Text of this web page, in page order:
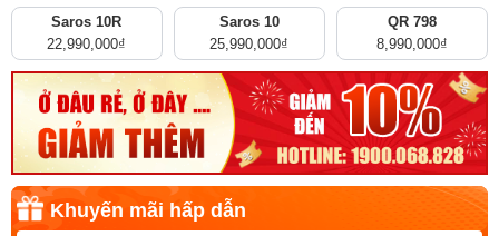
Saros 10R
22,990,000₫
Saros 10
25,990,000₫
QR 798
8,990,000₫